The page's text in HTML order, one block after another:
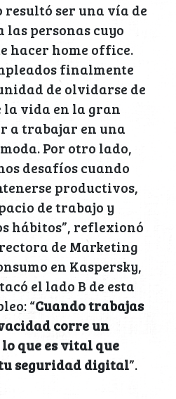
ser una vía de
las personas cuyo
hacer home office.
finalmente
de olvidarse de
la vida en la gran
a trabajar en una
Por otro lado,
desafíos cuando
productivos,
de trabajo y
hábitos”, reflexionó
de Marketing
en Kaspersky,
el lado B de esta
“Cuando trabajas
corre un
que es vital que
seguridad digital”.